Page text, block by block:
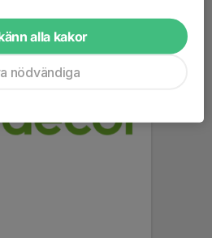
alla kakor
nödvändiga